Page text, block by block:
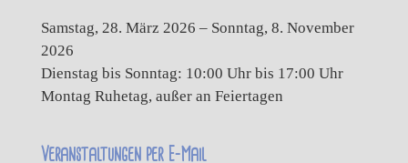
Samstag, 28. März 2026 – Sonntag, 8. November
2026
Dienstag bis Sonntag: 10:00 Uhr bis 17:00 Uhr
Montag Ruhetag, außer an Feiertagen
Veranstaltungen per E-Mail